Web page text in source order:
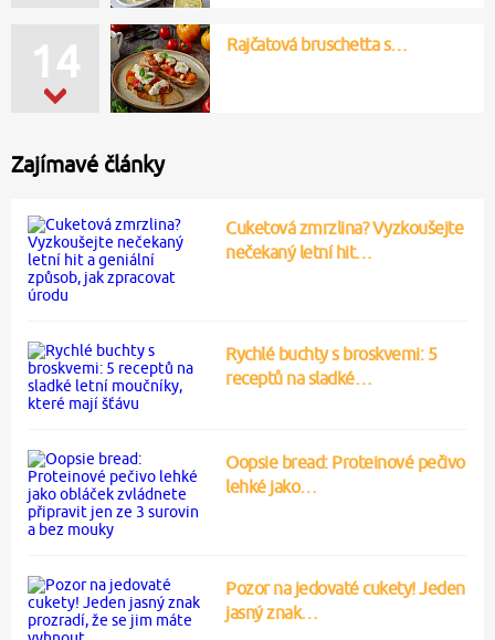
14 Rajčatová bruschetta s…
Zajímavé články
Cuketová zmrzlina? Vyzkoušejte
nečekaný letní hit…
Rychlé buchty s broskvemi: 5
receptů na sladké…
Oopsie bread: Proteinové pečivo
lehké jako…
Pozor na jedovaté cukety! Jeden
jasný znak…